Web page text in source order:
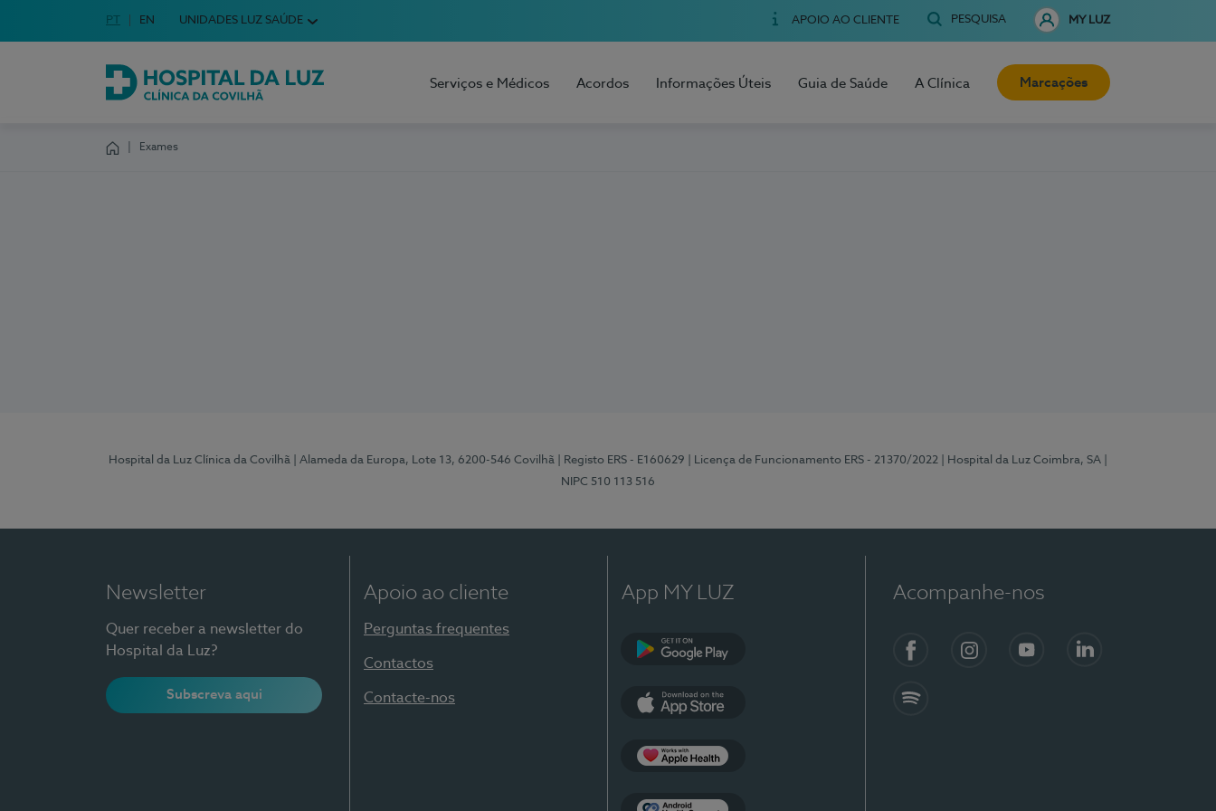
Escolha o seu idioma
Idioma em Português
PT English Language
EN UNIDADES LUZ SAÚDE APOIO AO CLIENTE PESQUISA MY LUZ
Hospital da Luz Clínica da Covilhã
Serviços e Médicos Acordos Informações Úteis Guia de Saúde A Clínica Marcações
Exames
Hospital da Luz Clínica da Covilhã | Alameda da Europa, Lote 13, 6200-546 Covilhã | Registo ERS - E160629 | Licença de Funcionamento ERS - 21370/2022 | Hospital da Luz Coimbra, SA
NIPC 510 113 516
Newsletter
Quer receber a newsletter do
Hospital da Luz?
Subscreva aqui
Apoio ao cliente
Perguntas frequentes
Contactos
Contacte-nos
App MY LUZ Acompanhe-nos